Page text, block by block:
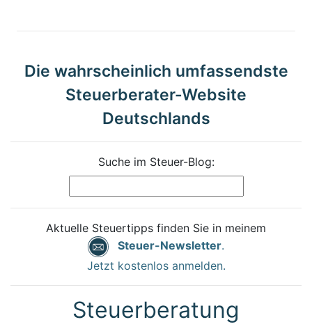
Die wahrscheinlich umfassendste
Steuerberater-Website
Deutschlands
Suche im Steuer-Blog:
Aktuelle Steuertipps finden Sie in meinem
Steuer-Newsletter.
Jetzt kostenlos anmelden.
Steuerberatung